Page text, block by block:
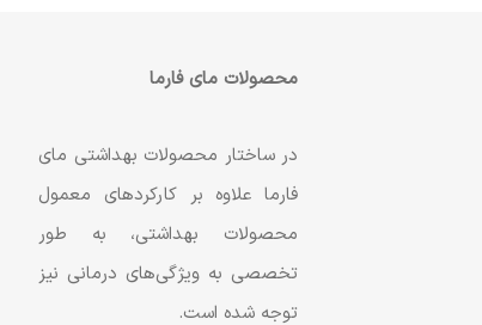
محصولات مای فارما
در ساختار محصولات بهداشتی مای
فارما علاوه بر کارکردهای معمول
محصولات بهداشتی، به طور
تخصصی به ویژگی‌های درمانی نیز
توجه شده است.